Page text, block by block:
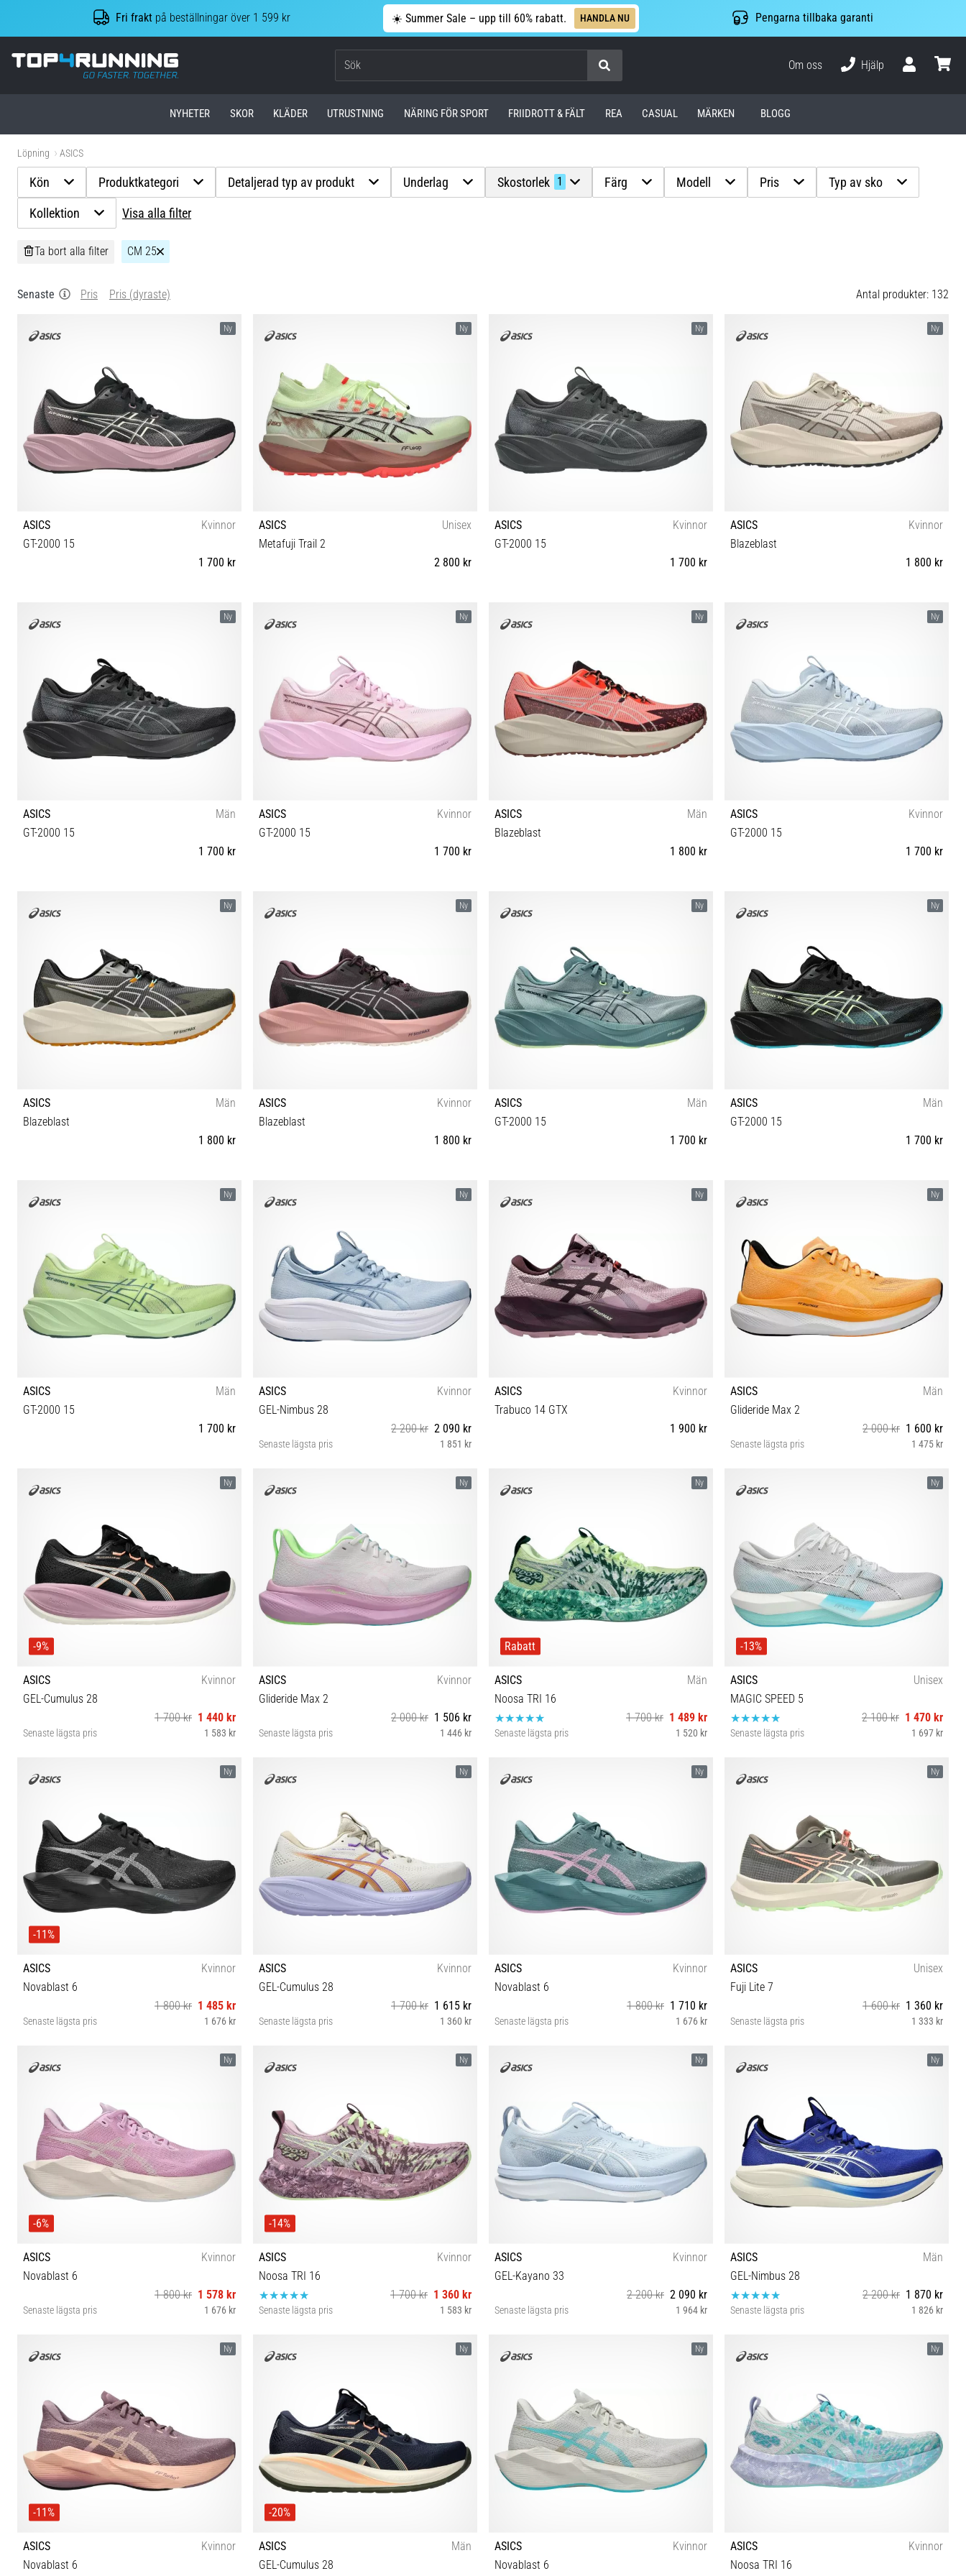
Fri frakt på beställningar över 1 599 kr ☀️ Summer Sale – upp till 60% rabatt. HANDLA NU Pengarna tillbaka garanti
Top4Running.se
Om oss
Hjälp
NYHETER SKOR KLÄDER UTRUSTNING NÄRING FÖR SPORT FRIIDROTT & FÄLT REA CASUAL MÄRKEN BLOGG
Löpning ASICS
Kön Produktkategori Detaljerad typ av produkt Underlag Skostorlek 1 Färg Modell Pris Typ av sko
Kollektion Visa alla filter
Ta bort alla filter CM 25
Senaste Pris Pris (dyraste) Antal produkter: 132
Ny
ASICS
Kvinnor
GT-2000 15
1 700 kr
Ny
ASICS
Unisex
Metafuji Trail 2
2 800 kr
37 37½ 38 39 39½ 40 40½ 41½ 42 42½ 43½ 44 44½
Ny
ASICS
Kvinnor
GT-2000 15
1 700 kr
Ny
ASICS
Kvinnor
Blazeblast
1 800 kr
Ny
ASICS
Män
GT-2000 15
1 700 kr
40½ 41½ 42 42½ 43½ 44 44½ 45 46 46½ 47 48
Ny
ASICS
Kvinnor
GT-2000 15
1 700 kr
Ny
ASICS
Män
Blazeblast
1 800 kr
40 40½ 41½ 42 42½ 43½ 44 44½ 45 46 46½ 47 48
Ny
ASICS
Kvinnor
GT-2000 15
1 700 kr
Ny
ASICS
Män
Blazeblast
1 800 kr
40 40½ 41½ 42 42½ 43½ 44 44½ 45 46 46½ 47 48
Ny
ASICS
Kvinnor
Blazeblast
1 800 kr
36 37 37½ 38 39 39½ 40 40½ 41½ 42 42½ 43½
Ny
ASICS
Män
GT-2000 15
1 700 kr
40½ 41½ 42 42½ 43½ 44 44½ 45 46 46½ 47 48
Ny
ASICS
Män
GT-2000 15
1 700 kr
40½ 41½ 42 42½ 43½ 44 44½ 45 46 46½ 47 48
Ny
ASICS
Män
GT-2000 15
1 700 kr
40½ 41½ 42 42½ 43½ 44 44½ 45 46 46½ 47 48
Ny
ASICS
Kvinnor
GEL-Nimbus 28
2 200 kr 2 090 kr
Senaste lägsta pris 1 851 kr
Ny
ASICS
Kvinnor
Trabuco 14 GTX
1 900 kr
Ny
ASICS
Män
Glideride Max 2
2 000 kr 1 600 kr
Senaste lägsta pris 1 475 kr
40½ 41½ 42 42½ 43½ 44 44½ 45 46 46½ 47 48
Ny
-9%
ASICS
Kvinnor
GEL-Cumulus 28
1 700 kr 1 440 kr
Senaste lägsta pris 1 583 kr
Ny
ASICS
Kvinnor
Glideride Max 2
2 000 kr 1 506 kr
Senaste lägsta pris 1 446 kr
Ny
Rabatt
ASICS
Män
Noosa TRI 16
1 700 kr 1 489 kr
Senaste lägsta pris 1 520 kr
40½ 41½ 42 42½ 43½ 44 44½ 45 46 46½ 47 48
Ny
-13%
ASICS
Unisex
MAGIC SPEED 5
2 100 kr 1 470 kr
Senaste lägsta pris 1 697 kr
38 39 39½ 40 40½ 41½ 42 42½ 43½ 44 44½ 45 46
Ny
-11%
ASICS
Kvinnor
Novablast 6
1 800 kr 1 485 kr
Senaste lägsta pris 1 676 kr
36 37 37½ 38 39 39½ 40 40½ 41½ 42 42½ 43½
Ny
ASICS
Kvinnor
GEL-Cumulus 28
1 700 kr 1 615 kr
Senaste lägsta pris 1 360 kr
Ny
ASICS
Kvinnor
Novablast 6
1 800 kr 1 710 kr
Senaste lägsta pris 1 676 kr
36 37 37½ 38 39 39½ 40 40½ 41½ 42 42½ 43½
Ny
ASICS
Unisex
Fuji Lite 7
1 600 kr 1 360 kr
Senaste lägsta pris 1 333 kr
40½ 41½ 42 42½ 43½ 44 44½ 45 46 46½ 47 48
Ny
-6%
ASICS
Kvinnor
Novablast 6
1 800 kr 1 578 kr
Senaste lägsta pris 1 676 kr
36 37 37½ 38 39 39½ 40 40½ 41½ 42 42½ 43½
Ny
-14%
ASICS
Kvinnor
Noosa TRI 16
1 700 kr 1 360 kr
Senaste lägsta pris 1 583 kr
Ny
ASICS
Kvinnor
GEL-Kayano 33
2 200 kr 2 090 kr
Senaste lägsta pris 1 964 kr
Ny
ASICS
Män
GEL-Nimbus 28
2 200 kr 1 870 kr
Senaste lägsta pris 1 826 kr
Ny
-11%
ASICS
Kvinnor
Novablast 6
Ny
-20%
ASICS
Män
GEL-Cumulus 28
Ny
ASICS
Kvinnor
Novablast 6
Ny
ASICS
Kvinnor
Noosa TRI 16